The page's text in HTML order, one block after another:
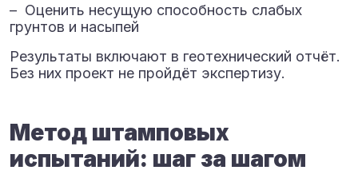
– Оценить несущую способность слабых
грунтов и насыпей
Результаты включают в геотехнический отчёт.
Без них проект не пройдёт экспертизу.
Метод штамповых
испытаний: шаг за шагом